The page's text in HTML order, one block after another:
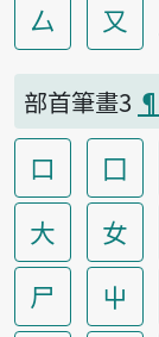
厶
又
部首筆畫3 ¶
口 囗
大
女
尸
屮